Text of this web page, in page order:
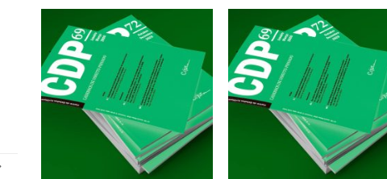
Add to
wishlist
Add to
wishlist